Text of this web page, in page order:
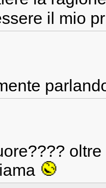
il mio